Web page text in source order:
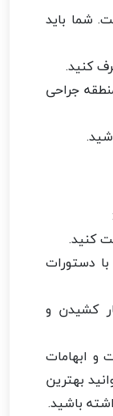
شما باید
کنید.
جراحی
کنید.
دستورات
کشیدن و
و ابهامات
بهترین
باشید.